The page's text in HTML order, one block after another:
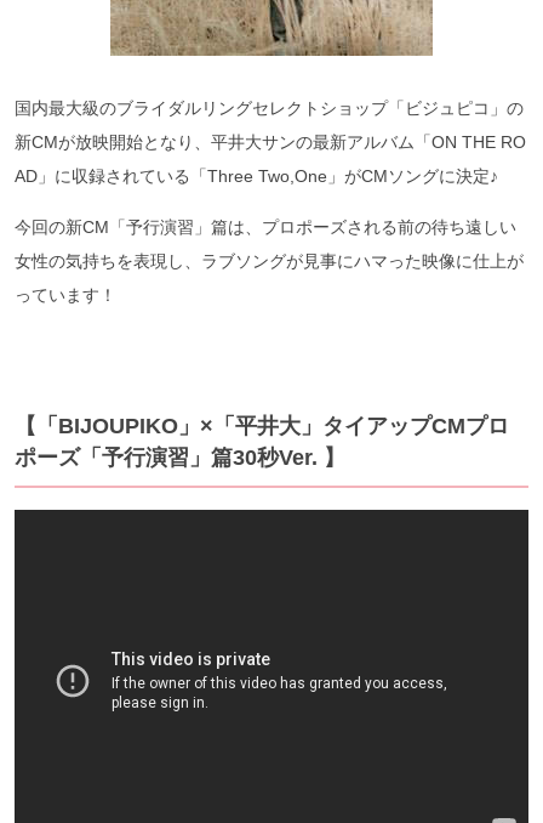
国内最大級のブライダルリングセレクトショップ「ビジュピコ」の
新CMが放映開始となり、平井大サンの最新アルバム「ON THE RO
AD」に収録されている「Three Two,One」がCMソングに決定♪
今回の新CM「予行演習」篇は、プロポーズされる前の待ち遠しい
女性の気持ちを表現し、ラブソングが見事にハマった映像に仕上が
っています！
【「BIJOUPIKO」×「平井大」タイアップCMプロ
ポーズ「予行演習」篇30秒Ver. 】